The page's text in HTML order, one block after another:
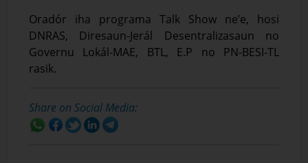
Oradór iha programa Talk Show ne’e, hosi
DNRAS, Diresaun-Jerál Desentralizasaun no
Governu Lokál-MAE, BTL, E.P no PN-BESI-TL
rasik.
Share on Social Media: